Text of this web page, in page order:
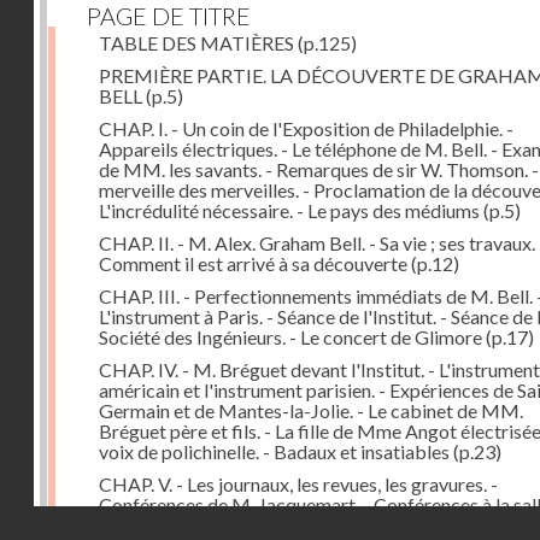
PAGE DE TITRE
TABLE DES MATIÈRES (p.125)
PREMIÈRE PARTIE. LA DÉCOUVERTE DE
BELL (p.5)
CHAP. I. - Un coin de l'Exposition de Philadelphie. -
Appareils électriques. - Le téléphone de M. Bell. -
de MM. les savants. - Remarques de sir W. Thomson.
merveille des merveilles. - Proclamation de la
L'incrédulité nécessaire. - Le pays des médiums (p.5)
CHAP. II. - M. Alex. Graham Bell. - Sa vie ; ses travaux.
Comment il est arrivé à sa découverte(p.12)
CHAP. III. - Perfectionnements immédiats de M. Bell.
L'instrument à Paris. - Séance de l'Institut. - Séance de
Société des Ingénieurs. - Le concert de Glimore(p.17)
CHAP. IV. - M. Bréguet devant l'Institut. - L'instrument
américain et l'instrument parisien. - Expériences de
Germain et de Mantes-la-Jolie. - Le cabinet de MM.
Bréguet père et fils. - La fille de Mme Angot
voix de polichinelle. - Badaux et insatiables (p.23)
CHAP. V. - Les journaux, les revues, les gravures. -
Conférences de M. Jacquemart. - Conférences à la